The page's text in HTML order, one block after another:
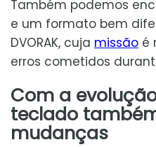
Também podemos
e um formato bem
DVORAK, cuja missão é
erros cometidos
Com a
teclado
mudanças